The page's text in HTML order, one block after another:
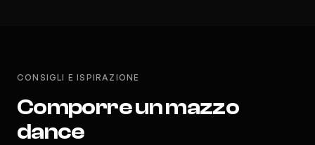
CONSIGLI E ISPIRAZIONE
Comporre un mazzo
dance